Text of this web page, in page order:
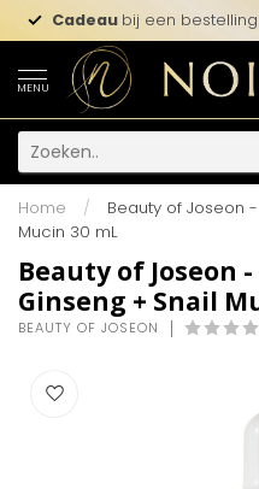
Cadeau bij een
MENU
Home /
Beauty of Joseon
Mucin 30 mL
Beauty of Joseon
Ginseng + Snail
BEAUTY OF JOSEON